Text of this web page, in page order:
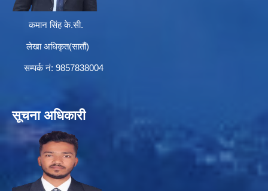
कमान सिंह के.सी.
लेखा अधिकृत(सातौं)
सम्पर्क न‌ं: 9857838004
सूचना अधिकारी